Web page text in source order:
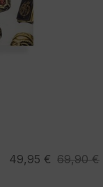
69,90€
El
49,95 €
El